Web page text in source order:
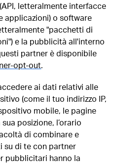
letteralmente interfacce
applicazioni) o software
"pacchetti di
e la pubblicità all'interno
partner è disponibile
opt-out.
ai dati relativi alle
(come il tuo indirizzo IP,
mobile, le pagine
posizione, l’orario
di combinare e
su di te con partner
pubblicitari hanno la